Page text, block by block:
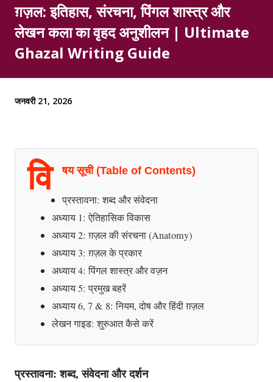
ग़ज़ल: इतिहास, संरचना, पिंगल शास्त्र और
लेखन कला का वृहद अनुशीलन | Ultimate
Ghazal Writing Guide
जनवरी 21, 2026
वि षय सूची (Table of Contents)
प्रस्तावना: शब्द और संवेदना
अध्याय 1: ऐतिहासिक विकास
अध्याय 2: ग़ज़ल की संरचना (Anatomy)
अध्याय 3: ग़ज़ल के प्रकार
अध्याय 4: पिंगल शास्त्र और वज़न
अध्याय 5: प्रमुख बहरें
अध्याय 6, 7 & 8: नियम, दोष और हिंदी ग़ज़ल
लेखन गाइड: शुरुआत कैसे करें
प्रस्तावना: शब्द, संवेदना और दर्शन